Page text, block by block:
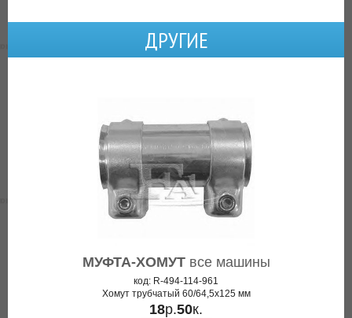
ДРУГИЕ
МУФТА-ХОМУТвсе машины
код: R-494-114-961
Хомут трубчатый 60/64,5x125 мм
18р.50к.